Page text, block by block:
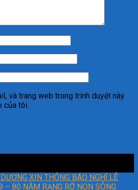
và trang web trong trình duyệt này
của tôi.
XIN THÔNG BÁO NGHĨ LỄ
– 80 NĂM RẠNG RỠ NON SÔNG